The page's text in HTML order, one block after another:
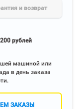
и возврат
рублей
машиной или
в день заказа
ЗАКАЗЫ